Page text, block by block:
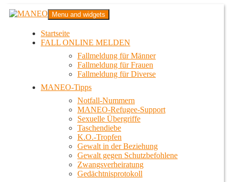
Zum
InhaltMANEO
Das schwule Anti-Gewalt-Projekt in Berlin
Menu and widgets
Startseite
FALL ONLINE MELDEN
Fallmeldung für Männer
Fallmeldung für Frauen
Fallmeldung für Diverse
MANEO-Tipps
Notfall-Nummern
MANEO-Refugee-Support
Sexuelle Übergriffe
Taschendiebe
K.O.-Tropfen
Gewalt in der Beziehung
Gewalt gegen Schutzbefohlene
Zwangsverheiratung
Gedächtnisprotokoll